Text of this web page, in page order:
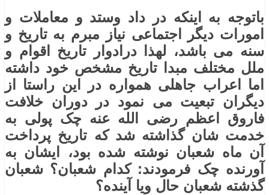
باتوجه به اینکه در داد وستد و معاملات و
امورات دیگر اجتماعی نیاز مبرم به تاریخ و
سنه می باشد، لهذا درادوار تاریخ اقوام و
ملل مختلف مبدا تاریخ مشخص خود داشته
اما اعراب جاهلی همواره در این راستا از
دیگران تبعیت می نمود در دوران خلافت
فاروق اعظم رضی ‌الله عنه چک پولی به
خدمت شان گذاشته شد که تاریخ پرداخت
آن ماه شعبان نوشته شده بود، ایشان به
آورنده چک فرمودند: کدام شعبان؟ شعبان
گذشته شعبان حال ویا آینده؟